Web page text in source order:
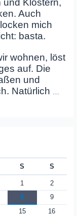
Auch
mich
basta.
wohnen, löst
auf. Die
und
Natürlich …
S S
1
2
8
9
15
16